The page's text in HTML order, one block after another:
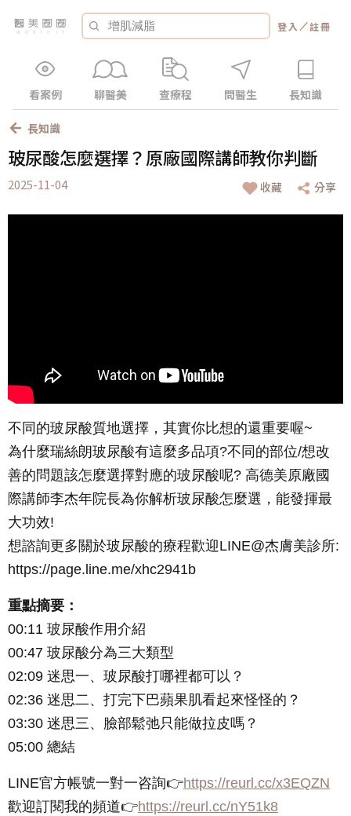
登入 ／註冊
看案例 聊醫美 查療程 問醫生 長知識
長知識
玻尿酸怎麼選擇？原廠國際講師教你判斷
2025-11-04 收藏 分享
不同的玻尿酸質地選擇，其實你比想的還重要喔~
為什麼瑞絲朗玻尿酸有這麼多品項?不同的部位/想改
善的問題該怎麼選擇對應的玻尿酸呢? 高德美原廠國
際講師李杰年院長為你解析玻尿酸怎麼選，能發揮最
大功效!
想諮詢更多關於玻尿酸的療程歡迎LINE@杰膚美診所:
https://page.line.me/xhc2941b
重點摘要：
00:11 玻尿酸作用介紹
00:47 玻尿酸分為三大類型
02:09 迷思一、玻尿酸打哪裡都可以？
02:36 迷思二、打完下巴蘋果肌看起來怪怪的？
03:30 迷思三、臉部鬆弛只能做拉皮嗎？
05:00 總結
LINE官方帳號一對一咨詢👉https://reurl.cc/x3EQZN
歡迎訂閱我的頻道👉https://reurl.cc/nY51k8